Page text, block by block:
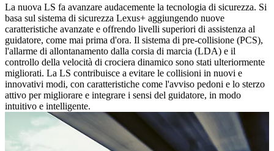
La nuova LS fa avanzare audacemente la tecnologia di sicurezza. Si
basa sul sistema di sicurezza Lexus+ aggiungendo nuove
caratteristiche avanzate e offrendo livelli superiori di assistenza al
guidatore, come mai prima d'ora. Il sistema di pre-collisione (PCS),
l'allarme di allontanamento dalla corsia di marcia (LDA) e il
controllo della velocità di crociera dinamico sono stati ulteriormente
migliorati. La LS contribuisce a evitare le collisioni in nuovi e
innovativi modi, con caratteristiche come l'avviso pedoni e lo sterzo
attivo per migliorare e integrare i sensi del guidatore, in modo
intuitivo e intelligente.